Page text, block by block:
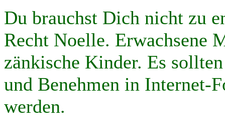
Du brauchst Dich nicht zu
Recht Noelle. Erwachsene
zänkische Kinder. Es
und Benehmen in Internet-
werden.